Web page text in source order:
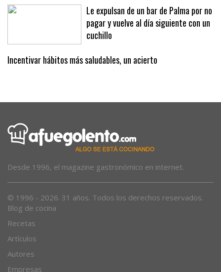
Le expulsan de un bar de Palma por no
pagar y vuelve al día siguiente con un
cuchillo
Incentivar hábitos más saludables, un acierto
Desde 1996, el magazine gastronómico en internet.
© 1996 - 2026. 31 años. Todos los derechos reservados.
Blog de cocina
Recetas
Artículos
Autores
Empresas